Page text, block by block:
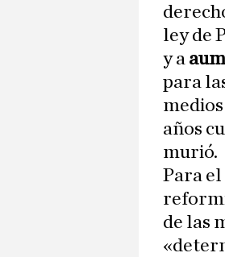
ley de
y a
para
años
murió.
Para
de las